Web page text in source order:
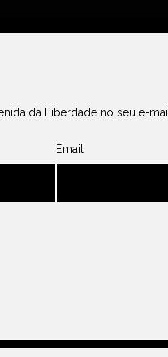
da Liberdade no seu e-mail.
Email